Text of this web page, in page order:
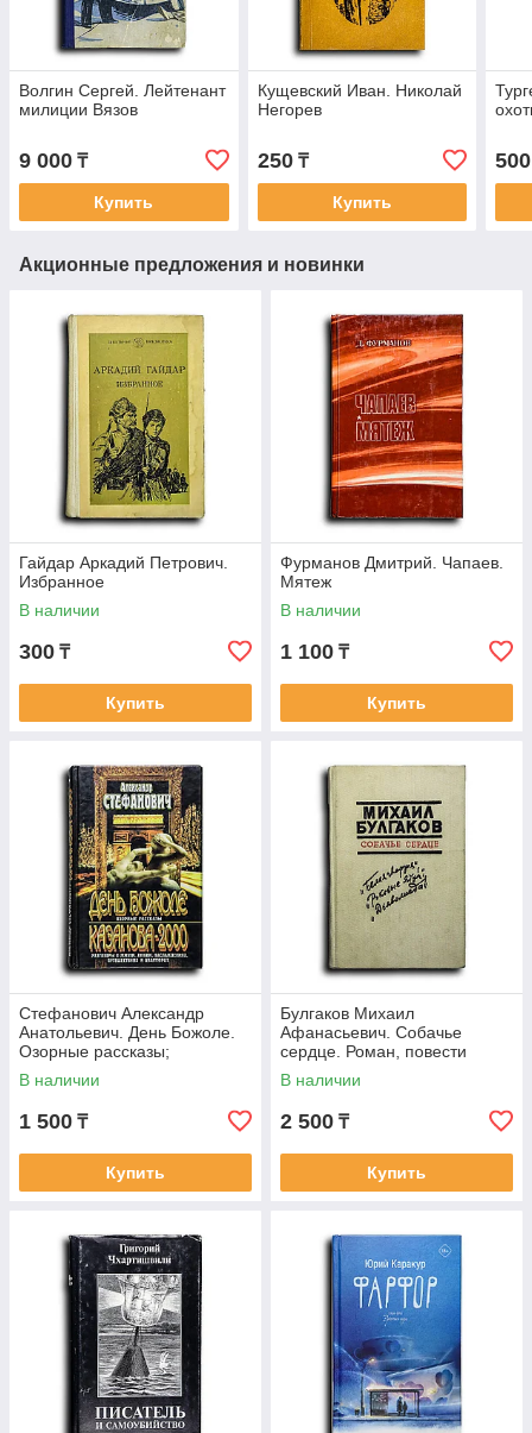
Волгин Сергей. Лейтенант
милиции Вязов
9 000 ₸
Купить
Кущевский Иван. Николай
Негорев
250₸
Купить
500
Акционные предложения и новинки
Гайдар Аркадий Петрович.
Избранное
В наличии
300 ₸
Купить
Фурманов Дмитрий. Чапаев.
Мятеж
В наличии
1 100 ₸
Купить
Стефанович Александр
Анатольевич. День Божоле.
Озорные рассказы;
Казанова-2000: Разговоры о
жизни, любви,
В наличии
1 500 ₸
Купить
Булгаков Михаил
Афанасьевич. Собачье
сердце. Роман, повести
В наличии
2 500 ₸
Купить